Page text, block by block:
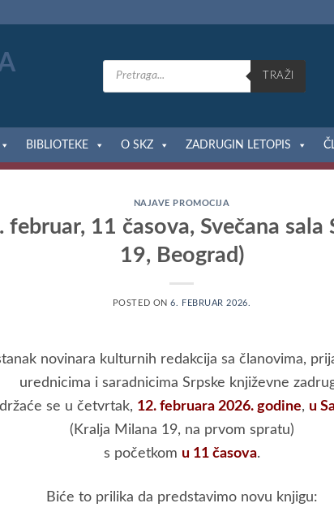
Products
search
TRAŽI
BIBLIOTEKE O SKZ ZADRUGIN LETOPIS
NAJAVE PROMOCIJA
februar, 11 časova, Svečana
19, Beograd)
POSTED ON6. FEBRUAR 2026.
novinara kulturnih redakcija sa članovima,
urednicima i saradnicima Srpske književne
se u četvrtak, 12.februara 2026. godine, u
(Kralja Milana 19, na prvom spratu)
s početkom u 11 časova.
Biće to prilika da predstavimo novu knjigu: